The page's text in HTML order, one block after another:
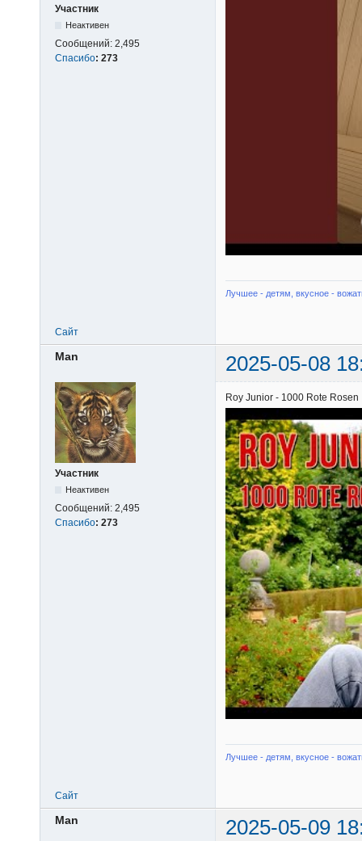
Участник
Неактивен
Сообщений: 2,495
Спасибо: 273
Лучшее - детям, вкусное -
Сайт
Man 2025-05-08
Участник
Неактивен
Сообщений: 2,495
Спасибо: 273
Roy Junior - 1000 Rote Rosen
Лучшее - детям, вкусное -
Сайт
Man 2025-05-09